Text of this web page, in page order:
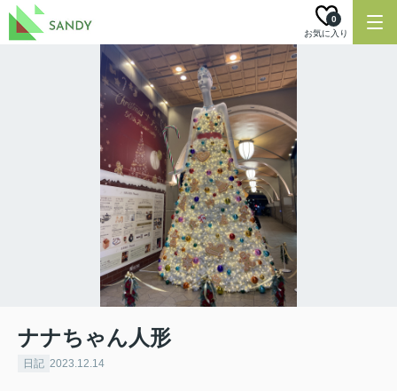
お気に入り
0
ナナちゃん人形
日記 2023.12.14